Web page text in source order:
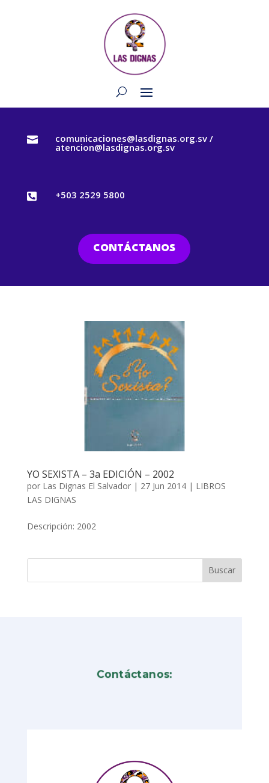
 comunicaciones@lasdignas.org.sv /
atencion@lasdignas.org.sv
 +503 2529 5800
CONTÁCTANOS
YO SEXISTA – 3a EDICIÓN – 2002
por Las Dignas El Salvador| 27 Jun 2014| LIBROS
LAS DIGNAS
Descripción: 2002
Contáctanos: